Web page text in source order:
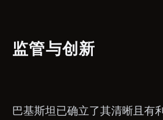
监管与创新
巴基斯坦已确立了其清晰且有